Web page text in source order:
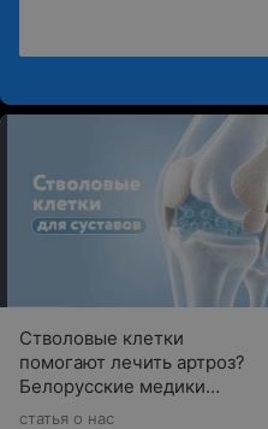
Стволовые клетки
помогают лечить артроз?
Белорусские медики
рассказали о новой
статья о нас